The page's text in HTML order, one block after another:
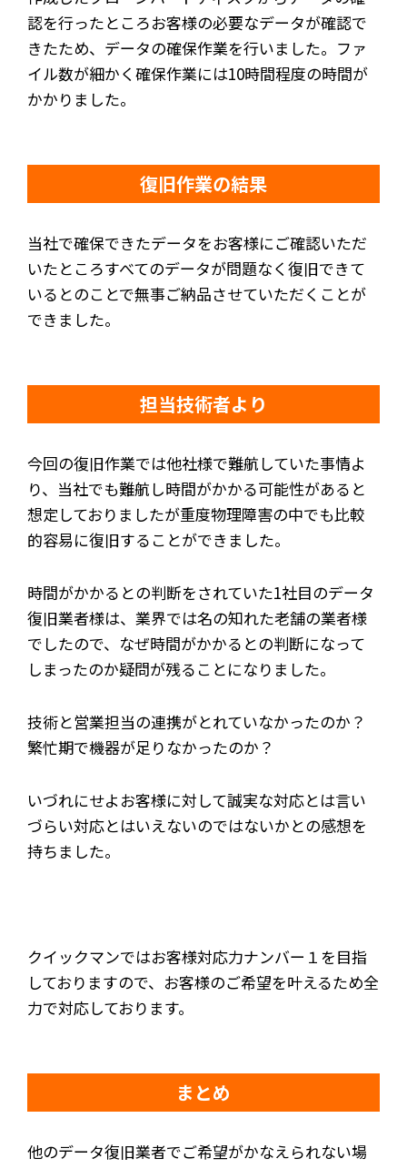
認を行ったところお客様の必要なデータが確認で
きたため、データの確保作業を行いました。ファ
イル数が細かく確保作業には10時間程度の時間が
かかりました。
復旧作業の結果
当社で確保できたデータをお客様にご確認いただ
いたところすべてのデータが問題なく復旧できて
いるとのことで無事ご納品させていただくことが
できました。
担当技術者より
今回の復旧作業では他社様で難航していた事情よ
り、当社でも難航し時間がかかる可能性があると
想定しておりましたが重度物理障害の中でも比較
的容易に復旧することができました。
時間がかかるとの判断をされていた1社目のデータ
復旧業者様は、業界では名の知れた老舗の業者様
でしたので、なぜ時間がかかるとの判断になって
しまったのか疑問が残ることになりました。
技術と営業担当の連携がとれていなかったのか？
繁忙期で機器が足りなかったのか？
いづれにせよお客様に対して誠実な対応とは言い
づらい対応とはいえないのではないかとの感想を
持ちました。
クイックマンではお客様対応力ナンバー１を目指
しておりますので、お客様のご希望を叶えるため全
力で対応しております。
まとめ
他のデータ復旧業者でご希望がかなえられない場